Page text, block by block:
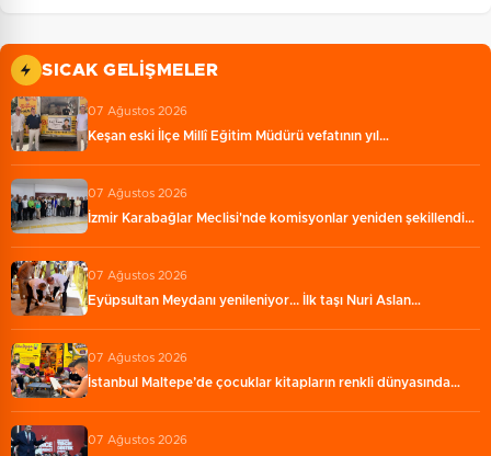
SICAK GELIŞMELER
07 Ağustos 2026
Keşan eski İlçe Millî Eğitim Müdürü vefatının yıl…
07 Ağustos 2026
İzmir Karabağlar Meclisi'nde komisyonlar yeniden şekillendi…
07 Ağustos 2026
Eyüpsultan Meydanı yenileniyor... İlk taşı Nuri Aslan…
07 Ağustos 2026
İstanbul Maltepe’de çocuklar kitapların renkli dünyasında…
07 Ağustos 2026